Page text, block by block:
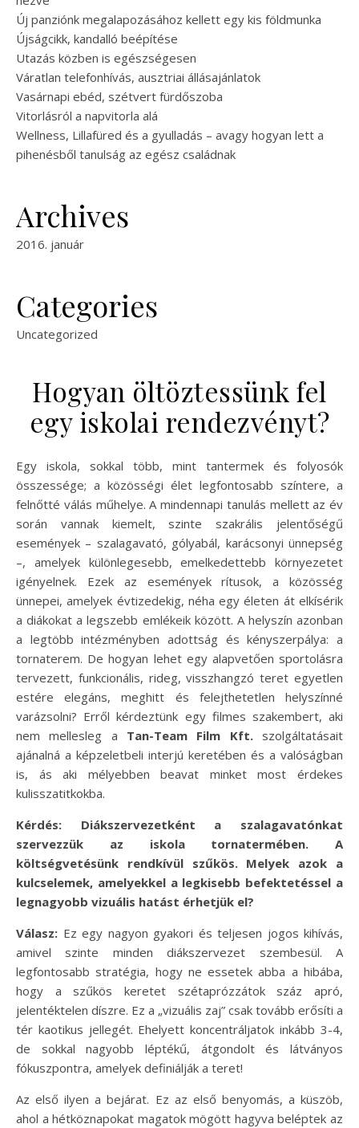
Új panziónk megalapozásához kellett egy kis földmunka
Újságcikk, kandalló beépítése
Utazás közben is egészségesen
Váratlan telefonhívás, ausztriai állásajánlatok
Vasárnapi ebéd, szétvert fürdőszoba
Vitorlásról a napvitorla alá
Wellness, Lillafüred és a gyulladás – avagy hogyan lett a
pihenésből tanulság az egész családnak
Archives
2016. január
Categories
Uncategorized
Hogyan öltöztessünk fel
egy iskolai rendezvényt?
Egy iskola, sokkal több, mint tantermek és folyosók
összessége; a közösségi élet legfontosabb színtere, a
felnőtté válás műhelye. A mindennapi tanulás mellett az év
során vannak kiemelt, szinte szakrális jelentőségű
események – szalagavató, gólyabál, karácsonyi ünnepség
–, amelyek különlegesebb, emelkedettebb környezetet
igényelnek. Ezek az események rítusok, a közösség
ünnepei, amelyek évtizedekig, néha egy életen át elkísérik
a diákokat a legszebb emlékeik között. A helyszín azonban
a legtöbb intézményben adottság és kényszerpálya: a
tornaterem. De hogyan lehet egy alapvetően sportolásra
tervezett, funkcionális, rideg, visszhangzó teret egyetlen
estére elegáns, meghitt és felejthetetlen helyszínné
varázsolni? Erről kérdeztünk egy filmes szakembert, aki
nem mellesleg a Tan-Team Film Kft.szolgáltatásait
ajánalná a képzeletbeli interjú keretében és a valóságban
is, ás aki mélyebben beavat minket most érdekes
kulisszatitkokba.
Kérdés: Diákszervezetként a szalagavatónkat
szervezzük az iskola tornatermében. A
költségvetésünk rendkívül szűkös. Melyek azok a
kulcselemek, amelyekkel a legkisebb befektetéssel a
legnagyobb vizuális hatást érhetjük el?
Válasz: Ez egy nagyon gyakori és teljesen jogos kihívás,
amivel szinte minden diákszervezet szembesül. A
legfontosabb stratégia, hogy ne essetek abba a hibába,
hogy a szűkös keretet szétaprózzátok száz apró,
jelentéktelen díszre. Ez a „vizuális zaj” csak tovább erősíti a
tér kaotikus jellegét. Ehelyett koncentráljatok inkább 3-4,
de sokkal nagyobb léptékű, átgondolt és látványos
fókuszpontra, amelyek definiálják a teret!
Az első ilyen a bejárat. Ez az első benyomás, a küszöb,
ahol a hétköznapokat magatok mögött hagyva beléptek az